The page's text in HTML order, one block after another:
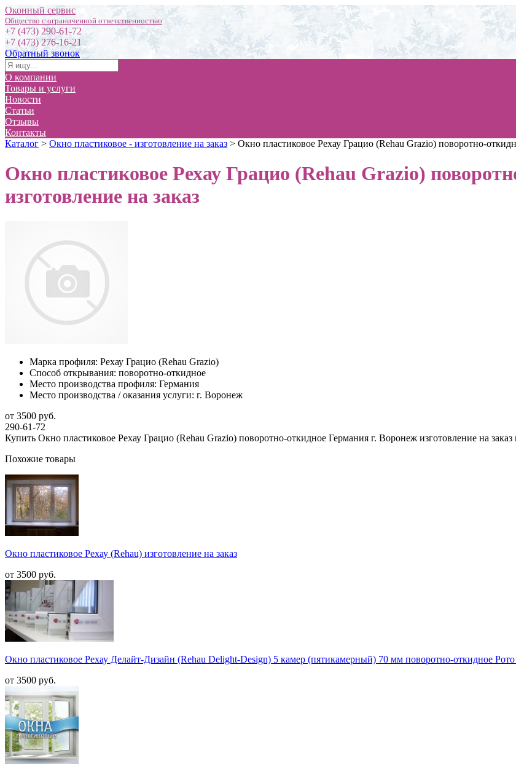
Оконный сервис
+7 (473) 290-61-72
+7 (473) 276-16-21
Обратный звонок
О компании
Товары и услуги
Новости
Статьи
Отзывы
Контакты
Каталог > Окно пластиковое - изготовление на заказ > Окно пластиковое Рехау Грацио (Rehau Grazio) поворотно-
Окно пластиковое Рехау Грацио (Rehau Grazio)
изготовление на заказ
Марка профиля: Рехау Грацио (Rehau Grazio)
Способ открывания: поворотно-откидное
Место производства профиля: Германия
Место производства / оказания услуги: г. Воронеж
от 3500 руб.
290-61-72
Купить Окно пластиковое Рехау Грацио (Rehau Grazio) поворотно-откидное Германия г. Воронеж изготовление на
Похожие товары
Окно пластиковое Рехау (Rehau) изготовление на заказ
от 3500 руб.
Окно пластиковое Рехау Делайт-Дизайн (Rehau Delight-Design) 5 камер (пятикамерный) 70 мм поворотно-откидное
от 3500 руб.